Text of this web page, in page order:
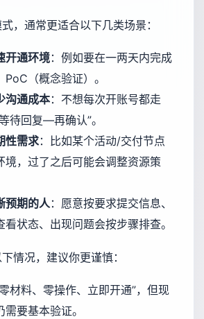
，通常更适合以下几类场景：
开通环境：例如要在一两天内完成
（概念验证）。
沟通成本：不想每次开账号都走
待回复—再确认”。
性需求：比如某个活动/交付节点
境，过了之后可能会调整资源策
预期的人：愿意按要求提交信息、
状态、出现问题会按步骤排查。
情况，建议你更谨慎：
材料、零操作、立即开通”，但现
要基本验证。